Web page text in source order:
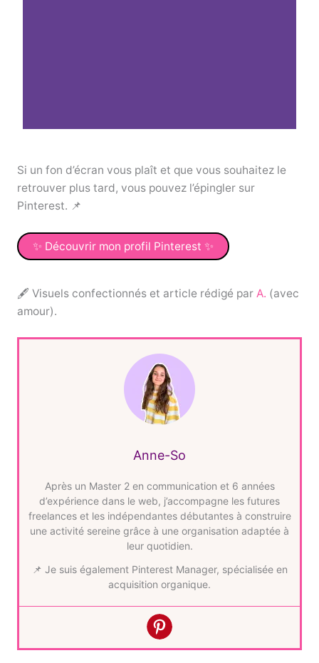
Si un fon d’écran vous plaît et que vous souhaitez le
retrouver plus tard, vous pouvez l’épingler sur
Pinterest. 📌
✨ Découvrir mon profil Pinterest ✨
🖋 Visuels confectionnés et article rédigé par A. (avec
amour).
Anne-So
Après un Master 2 en communication et 6 années
d’expérience dans le web, j’accompagne les futures
freelances et les indépendantes débutantes à construire
une activité sereine grâce à une organisation adaptée à
leur quotidien.
📌 Je suis également Pinterest Manager, spécialisée en
acquisition organique.